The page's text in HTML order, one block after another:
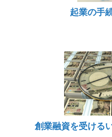
起業の手
創業融資を受ける